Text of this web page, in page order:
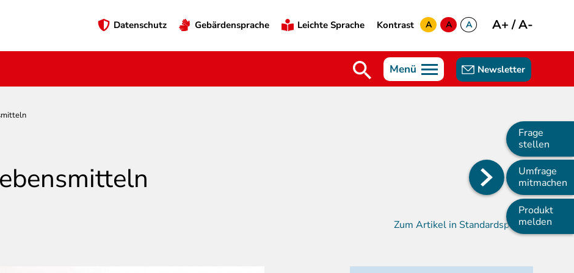
Preheader
Datenschutz Gebärdensprache Leichte Sprache Kontrast
A
A
A
A+/A-
Menü Newsletter
Main
navigation
Frage
stellen
Umfrage
mitmachen
Produkt
melden
Zum Artikel in Standardsprache